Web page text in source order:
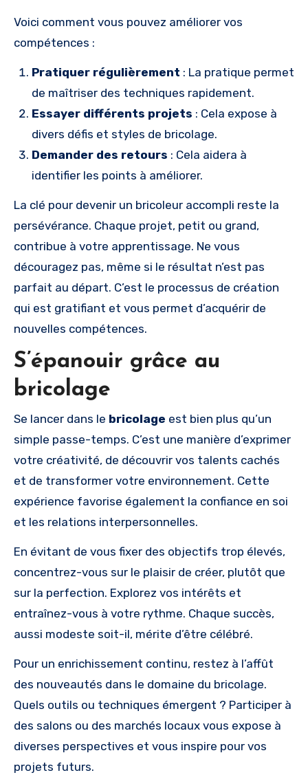
Voici comment vous pouvez améliorer vos
compétences :
Pratiquer régulièrement : La pratique permet
de maîtriser des techniques rapidement.
Essayer différents projets : Cela expose à
divers défis et styles de bricolage.
Demander des retours : Cela aidera à
identifier les points à améliorer.
La clé pour devenir un bricoleur accompli reste la
persévérance. Chaque projet, petit ou grand,
contribue à votre apprentissage. Ne vous
découragez pas, même si le résultat n’est pas
parfait au départ. C’est le processus de création
qui est gratifiant et vous permet d’acquérir de
nouvelles compétences.
S’épanouir grâce au
bricolage
Se lancer dans le bricolage est bien plus qu’un
simple passe-temps. C’est une manière d’exprimer
votre créativité, de découvrir vos talents cachés
et de transformer votre environnement. Cette
expérience favorise également la confiance en soi
et les relations interpersonnelles.
En évitant de vous fixer des objectifs trop élevés,
concentrez-vous sur le plaisir de créer, plutôt que
sur la perfection. Explorez vos intérêts et
entraînez-vous à votre rythme. Chaque succès,
aussi modeste soit-il, mérite d’être célébré.
Pour un enrichissement continu, restez à l’affût
des nouveautés dans le domaine du bricolage.
Quels outils ou techniques émergent ? Participer à
des salons ou des marchés locaux vous expose à
diverses perspectives et vous inspire pour vos
projets futurs.